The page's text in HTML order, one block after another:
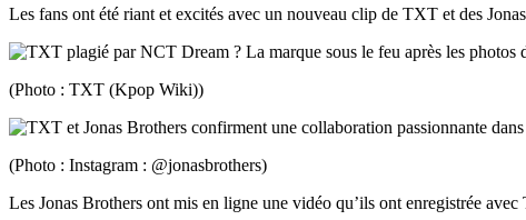
Les fans ont été riant et excités avec un nouveau clip de TXT et des
(Photo : TXT (Kpop Wiki))
(Photo : Instagram : @jonasbrothers)
Les Jonas Brothers ont mis en ligne une vidéo qu’ils ont enregistrée